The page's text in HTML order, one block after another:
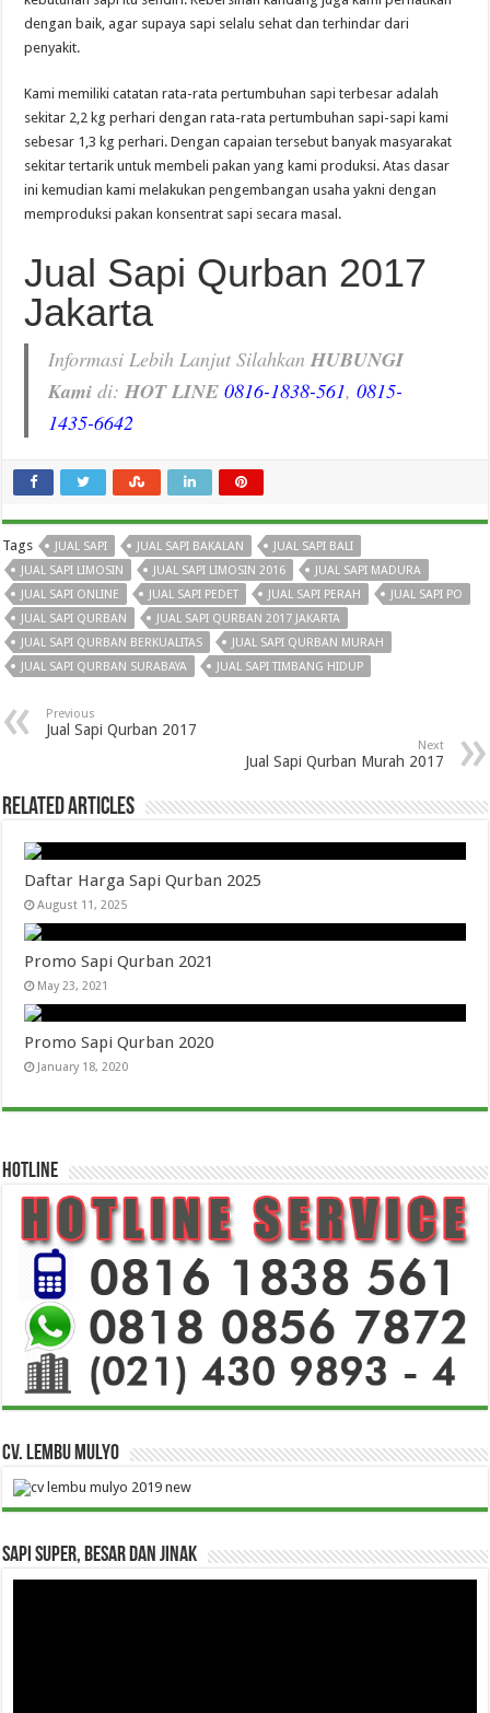
dengan baik, agar supaya sapi selalu sehat dan terhindar dari
penyakit.
Kami memiliki catatan rata-rata pertumbuhan sapi terbesar adalah
sekitar 2,2 kg perhari dengan rata-rata pertumbuhan sapi-sapi kami
sebesar 1,3 kg perhari. Dengan capaian tersebut banyak masyarakat
sekitar tertarik untuk membeli pakan yang kami produksi. Atas dasar
ini kemudian kami melakukan pengembangan usaha yakni dengan
memproduksi pakan konsentrat sapi secara masal.
Jual Sapi Qurban 2017
Jakarta
Informasi Lebih Lanjut SilahkanHUBUNGI
Kami di:HOT LINE 0816-1838-561,0815-
1435-6642
Tags JUAL SAPI JUAL SAPI BAKALAN
JUAL SAPI BALI
JUAL SAPI LIMOSIN
JUAL SAPI LIMOSIN 2016
JUAL SAPI MADURA
JUAL SAPI ONLINE
JUAL SAPI PEDET JUAL SAPI PERAH
JUAL SAPI PO
JUAL SAPI QURBAN
JUAL SAPI QURBAN 2017 JAKARTA
JUAL SAPI QURBAN BERKUALITAS
JUAL SAPI QURBAN MURAH
JUAL SAPI QURBAN SURABAYA
JUAL SAPI TIMBANG HIDUP
Previous
Jual Sapi Qurban 2017
Next
Jual Sapi Qurban Murah 2017
Related Articles
Daftar Harga Sapi Qurban 2025
August 11, 2025
Promo Sapi Qurban 2021
May 23, 2021
Promo Sapi Qurban 2020
January 18, 2020
HOTLINE
CV. Lembu Mulyo
Sapi Super, Besar dan Jinak